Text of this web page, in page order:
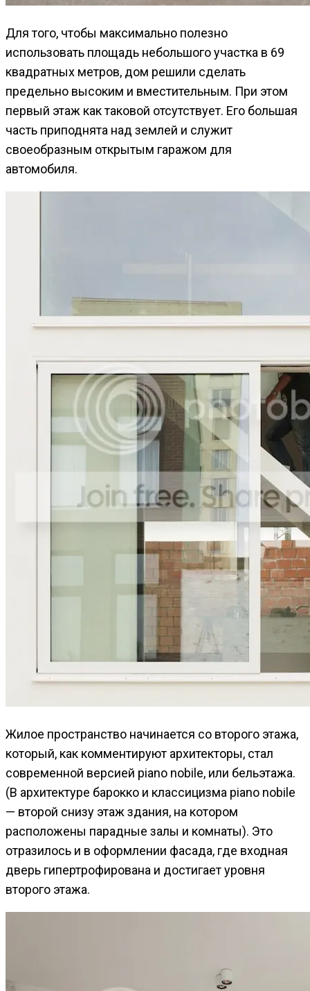
Для того, чтобы максимально полезно
использовать площадь небольшого участка в 69
квадратных метров, дом решили сделать
предельно высоким и вместительным. При этом
первый этаж как таковой отсутствует. Его большая
часть приподнята над землей и служит
своеобразным открытым гаражом для
автомобиля.
Жилое пространство начинается со второго этажа,
который, как комментируют архитекторы, стал
современной версией piano nobile, или бельэтажа.
(В архитектуре барокко и классицизма рiano nobile
— второй снизу этаж здания, на котором
расположены парадные залы и комнаты). Это
отразилось и в оформлении фасада, где входная
дверь гипертрофирована и достигает уровня
второго этажа.